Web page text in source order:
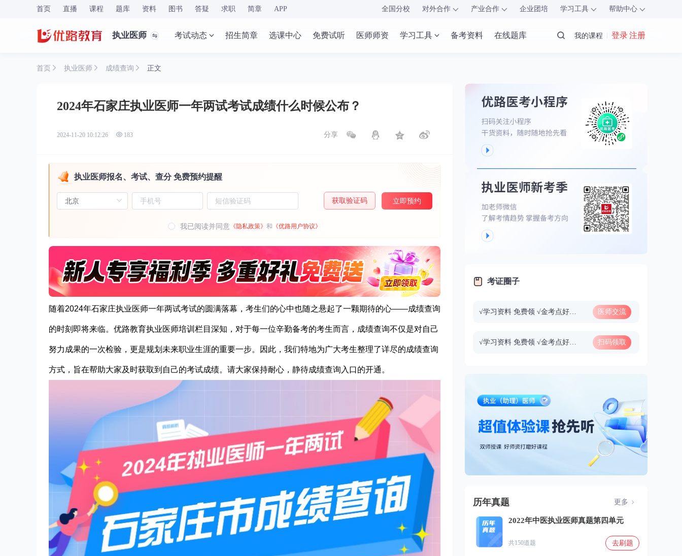
首页 直播 课程 题库 资料 图书 答疑 求职 简章 APP 全国分校 对外合作 产业合作 企业团培 学习工具 帮助中心
执业医师 考试动态 招生简章 选课中心 免费试听 医师师资 学习工具 备考资料 在线题库 我的课程 登录 注册
首页 执业医师 成绩查询 正文
2024年石家庄执业医师一年两试考试成绩什么时候公布？
2024-11-20 10:12:26 183 分享
执业医师报名、考试、查分 免费预约提醒
获取验证码 立即预约
我已阅读并同意 《隐私政策》 和 《优路用户协议》
随着2024年石家庄执业医师一年两试考试的圆满落幕，考生们的心中也随之悬起了一颗期待的心——成绩查询
的时刻即将来临。优路教育执业医师培训栏目深知，对于每一位辛勤备考的考生而言，成绩查询不仅是对自己
努力成果的一次检验，更是规划未来职业生涯的重要一步。因此，我们特地为广大考生整理了详尽的成绩查询
方式，旨在帮助大家及时获取到自己的考试成绩。请大家保持耐心，静待成绩查询入口的开通。
考证圈子
√学习资料 免费领 √金考点好课 免费听
医师交流
√学习资料 免费领 √金考点好课 免费听
扫码领取
历年真题 更多
2022年中医执业医师真题第四单元
共150道题 去刷题